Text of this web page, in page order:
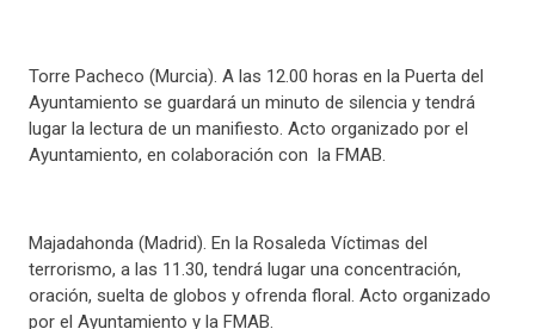
Torre Pacheco (Murcia). A las 12.00 horas en la Puerta del
Ayuntamiento se guardará un minuto de silencia y tendrá
lugar la lectura de un manifiesto. Acto organizado por el
Ayuntamiento, en colaboración con la FMAB.
Majadahonda (Madrid). En la Rosaleda Víctimas del
terrorismo, a las 11.30, tendrá lugar una concentración,
oración, suelta de globos y ofrenda floral. Acto organizado
por el Ayuntamiento y la FMAB.